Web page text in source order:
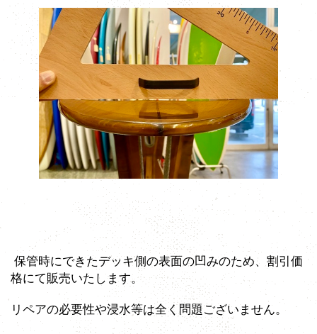
保管時にできたデッキ側の表面の凹みのため、割引価
格にて販売いたします。
リペアの必要性や浸水等は全く問題ございません。